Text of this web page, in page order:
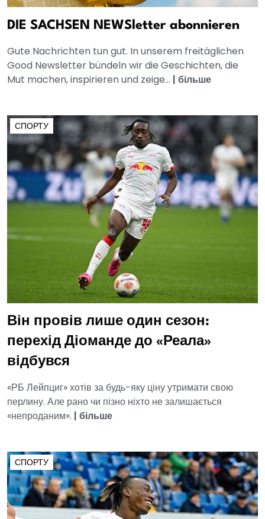
DIE SACHSEN NEWSletter abonnieren
Gute Nachrichten tun gut. In unserem freitäglichen
Good Newsletter bündeln wir die Geschichten, die
Mut machen, inspirieren und zeige... | більше
СПОРТУ
Він провів лише один сезон:
перехід Діоманде до «Реала»
відбувся
«РБ Лейпциг» хотів за будь-яку ціну утримати свою
перлину. Але рано чи пізно ніхто не залишається
«непроданим». | більше
СПОРТУ